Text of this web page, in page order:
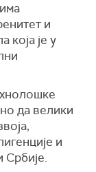
и
која је у
да велики
и
Србије.